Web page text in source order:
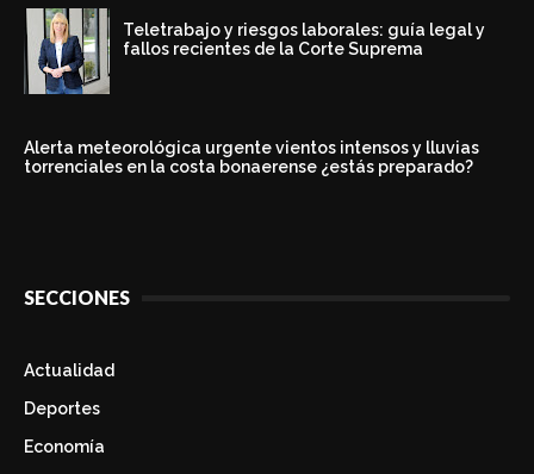
Teletrabajo y riesgos laborales: guía legal y
fallos recientes de la Corte Suprema
Alerta meteorológica urgente vientos intensos y lluvias
torrenciales en la costa bonaerense ¿estás preparado?
SECCIONES
Actualidad
Deportes
Economía